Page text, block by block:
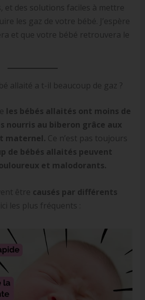
et des solutions faciles à mettre
les gaz de votre bébé. J’espère
et que votre bébé retrouvera le
allaité a t-il beaucoup de gaz ?
les bébés allaités ont moins de
nourris au biberon grâce aux
maternel. Ce n’est pas toujours
de bébés allaités peuvent
et malodorants.
être causés par différents
les plus fréquents :